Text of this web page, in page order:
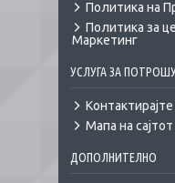
Политика на
Политика за
Маркетинг
УСЛУГА ЗА
Мапа на сајтот
ДОПОЛНИТЕЛНО